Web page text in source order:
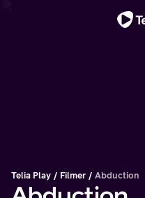
Telia Play Filmer Abduction